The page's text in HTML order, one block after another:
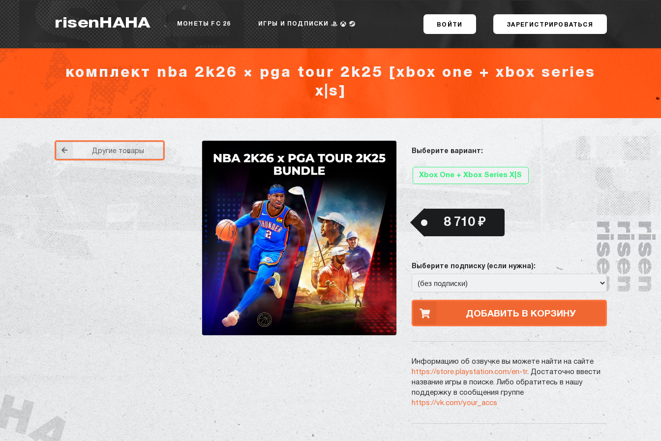
risenHAHA МОНЕТЫ FC 26 ИГРЫ И ПОДПИСКИ ВОЙТИ ЗАРЕГИСТРИРОВАТЬСЯ
комплект nba 2k26 × pga tour 2k25 [xbox one + xbox series
x|s]
Другие товары Выберите вариант:
Xbox One + Xbox Series X|S
8 710 ₽
Выберите подписку (если нужна):
ДОБАВИТЬ В КОРЗИНУ
Информацию об озвучке вы можете найти на сайте
https://store.playstation.com/en-tr. Достаточно ввести
название игры в поиске. Либо обратитесь в нашу
поддержку в сообщения группе
https://vk.com/your_accs